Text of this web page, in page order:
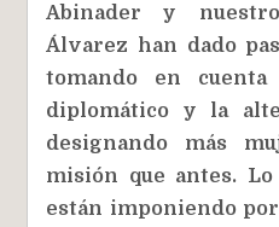
Abinader y
Álvarez han dado
tomando en
diplomático y la
designando más
misión que antes.
están imponiendo